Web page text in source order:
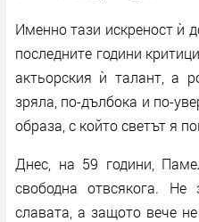
Именно тази искреност ѝ
последните години
актьорския ѝ талант, а
зряла, по-дълбока и по-
образа, с който светът я
Днес, на 59 години,
свободна отвсякога.
славата, а защото вече